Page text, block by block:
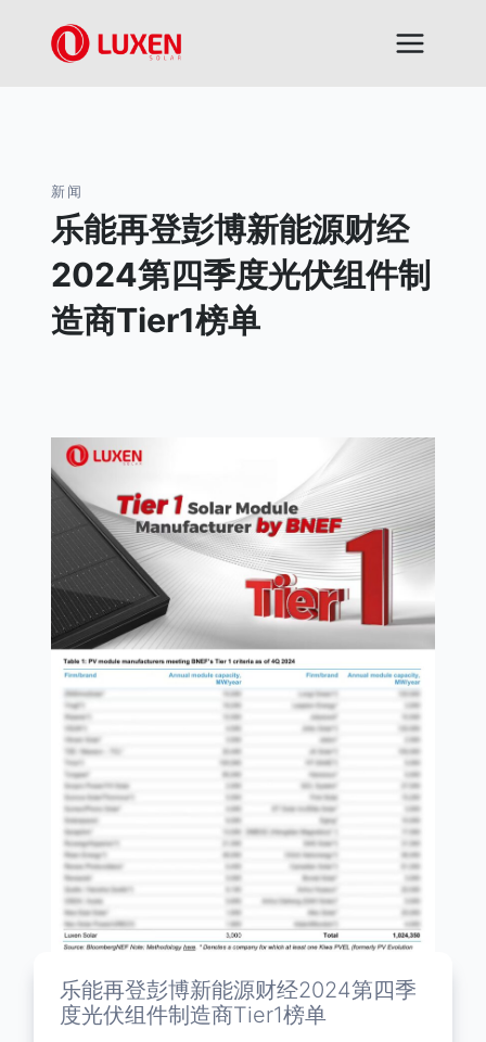
新闻
乐能再登彭博新能源财经
2024第四季度光伏组件制
造商Tier1榜单
乐能再登彭博新能源财经2024第四季
度光伏组件制造商Tier1榜单